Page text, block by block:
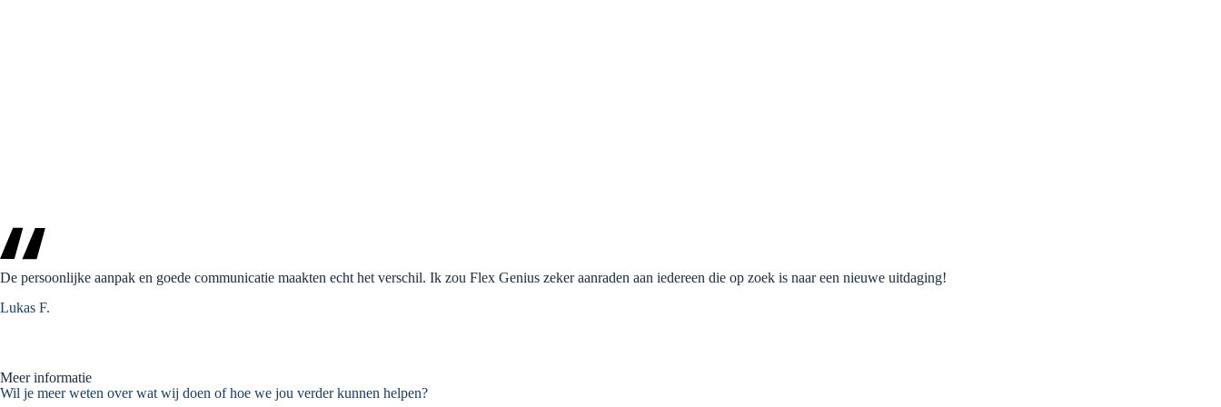
De persoonlijke aanpak en goede communicatie maakten echt het verschil. Ik zou Flex Genius zeker aanraden aan iedereen die op zoek is naar een nieuwe uitdaging!
Lukas F.
Meer informatie
Wil je meer weten over wat wij doen of hoe we jou verder kunnen helpen?